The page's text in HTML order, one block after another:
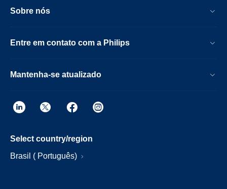
Sobre nós
Entre em contato com a Philips
Mantenha-se atualizado
Select country/region
Brasil ( Português)